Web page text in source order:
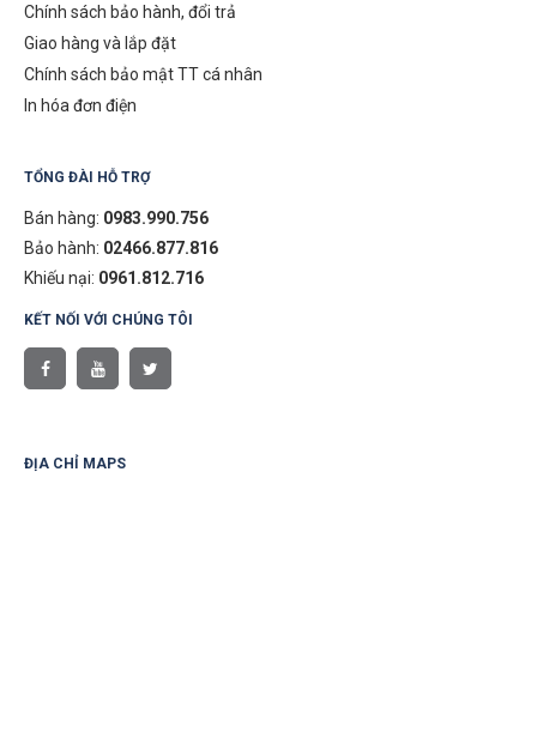
Chính sách bảo hành, đổi trả
Giao hàng và lắp đặt
Chính sách bảo mật TT cá nhân
In hóa đơn điện
TỔNG ĐÀI HỖ TRỢ
Bán hàng: 0983.990.756
Bảo hành: 02466.877.816
Khiếu nại: 0961.812.716
KẾT NỐI VỚI CHÚNG TÔI
ĐỊA CHỈ MAPS